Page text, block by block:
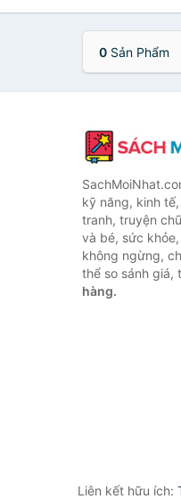
0 Sản Phẩm
kỹ năng, kinh
tranh, truyện
và bé, sức
không ngừng,
thể so sánh giá,
hàng.
Liên kết hữu ích: